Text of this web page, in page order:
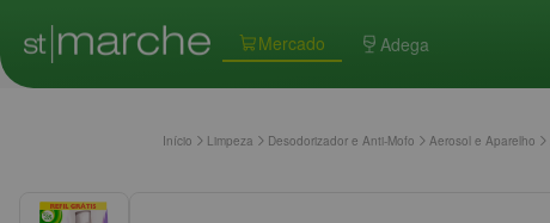
Mercado Adega
Início Limpeza Desodorizador e Anti-Mofo Aerosol e Aparelho